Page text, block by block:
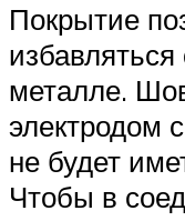
Покрытие
металле.
электродом
не будет
Чтобы в